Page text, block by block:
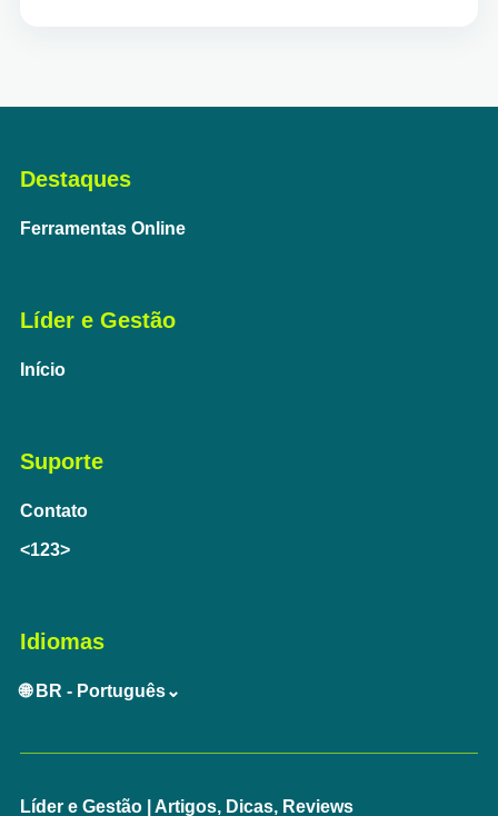
Destaques
Ferramentas Online
Líder e Gestão
Início
Suporte
Contato
<123>
Idiomas
🌐 BR - Português⌄
Líder e Gestão | Artigos, Dicas, Reviews